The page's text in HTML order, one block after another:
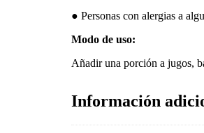
● Personas con alergias a
Modo de uso:
Añadir una porción a jugos,
Información